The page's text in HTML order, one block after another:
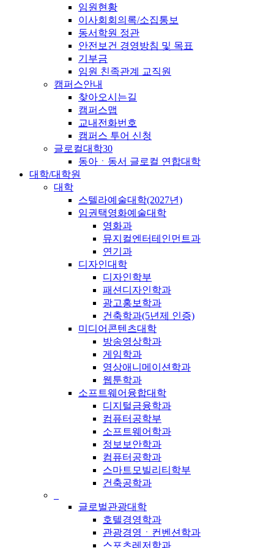
임원현황
이사회회의록/소집통보
동서학원 정관
안전보건 경영방침 및 목표
기부금
임원 친족관계 교직원
캠퍼스안내
찾아오시는길
캠퍼스맵
교내전화번호
캠퍼스 투어 신청
글로컬대학30
동아ㆍ동서 글로컬 연합대학
대학/대학원
대학
스텔라예술대학(2027년)
임권택영화예술대학
영화과
뮤지컬엔터테인먼트과
연기과
디자인대학
디자인학부
패션디자인학과
광고홍보학과
건축학과(5년제 인증)
미디어콘텐츠대학
방송영상학과
게임학과
영상애니메이션학과
웹툰학과
소프트웨어융합대학
디지털금융학과
컴퓨터공학부
소프트웨어학과
정보보안학과
컴퓨터공학과
스마트모빌리티학부
건축공학과
글로벌관광대학
호텔경영학과
관광경영ㆍ컨벤션학과
스포츠레저학과